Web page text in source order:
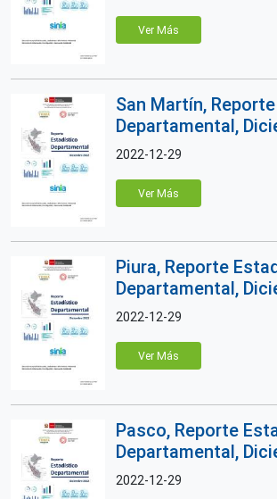
Ver Más
San Martín,
Departamental,
2022-12-29
Ver Más
Piura, Reporte
Departamental,
2022-12-29
Ver Más
Pasco, Reporte
Departamental,
2022-12-29